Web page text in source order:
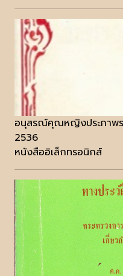
อนุสรณ์คุณหญิงประภาพ
2536
หนังสืออิเล็กทรอนิกส์